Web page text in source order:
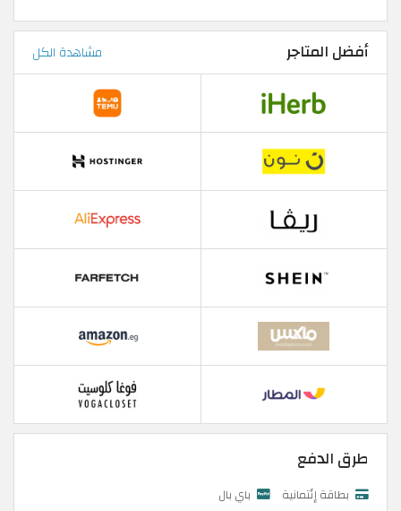
أفضل المتاجر مشاهدة الكل
طرق الدفع
بطاقة إئتمانية باي بال